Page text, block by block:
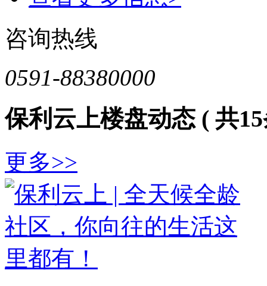
咨询热线
0591-88380000
保利云上楼盘动态 ( 共
更多>>